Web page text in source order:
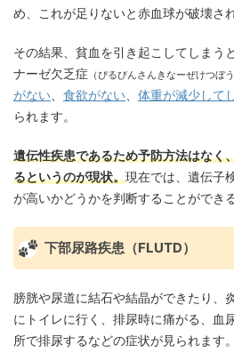
め、これが足りないと赤血球が破壊さ
その結果、貧血を引き起こしてしまう
ナーゼ欠乏症 （ぴるびんさんきなーぜけつぼう
がない
食欲がない 体重が減少して
られます。
遺伝性疾患であるため予防方法はなく
るというのが現状。現在では、遺伝子
が高いかどうかを判断することができ
下部尿路疾患（FLUTD）
膀胱や尿道に結石や結晶ができたり、
にトイレに行く、排尿時に痛がる、血
所で排尿するなどの症状が見られます。